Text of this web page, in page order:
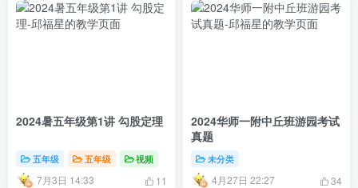
2024暑五年级第1讲 勾股定理
五年级 五年级 视频
7月3日 14:33 11
2024华师一附中丘班游园考试
真题
未分类
4月27日 22:27 34